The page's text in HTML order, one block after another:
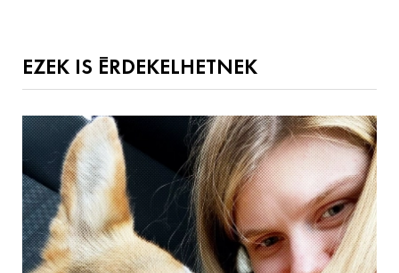
EZEK IS ÉRDEKELHETNEK